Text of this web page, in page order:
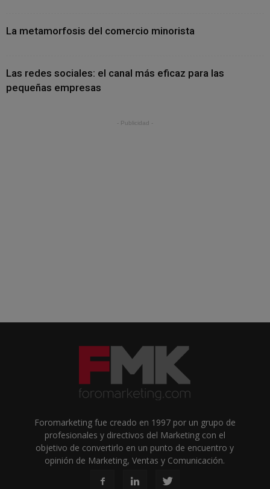
La metamorfosis del comercio minorista
Las redes sociales: el canal más eficaz para las
pequeñas empresas
- Publicidad -
Foromarketing fue creado en 1997 por un grupo de
profesionales y directivos del Marketing con el
objetivo de convertirlo en un punto de encuentro y
opinión de Marketing, Ventas y Comunicación.